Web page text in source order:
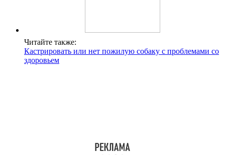
Читайте также:
Кастрировать или нет пожилую собаку с проблемами со
здоровьем